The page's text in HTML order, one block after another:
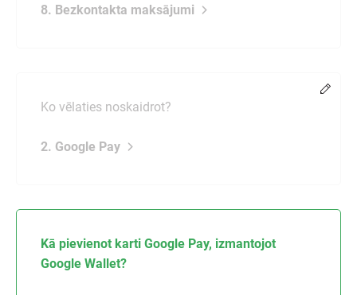
8. Bezkontakta maksājumi
Ko vēlaties noskaidrot?
2. Google Pay
Kā pievienot karti Google Pay, izmantojot
Google Wallet?